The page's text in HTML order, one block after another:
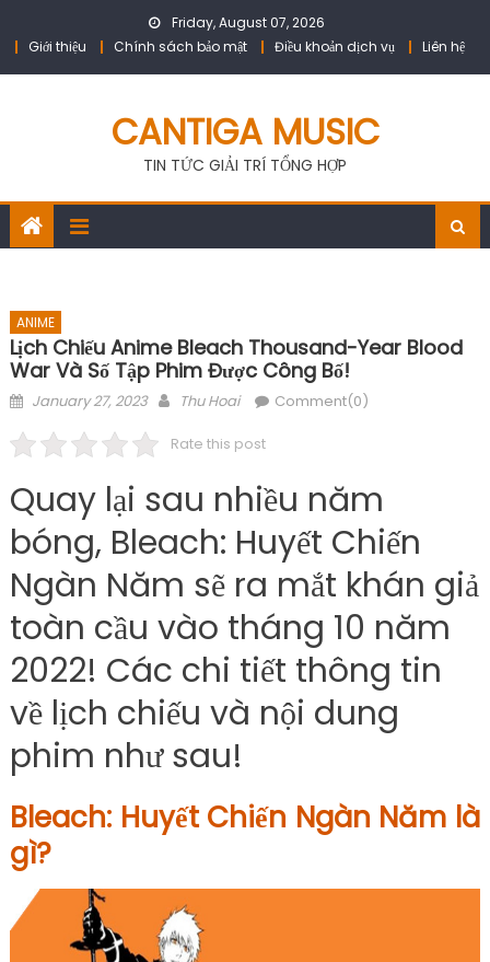
Friday, August 07, 2026
Giới thiệu
Chính sách bảo mật Điều khoản dịch vụ Liên hệ
CANTIGA MUSIC
TIN TỨC GIẢI TRÍ TỔNG HỢP
ANIME
Lịch Chiếu Anime Bleach Thousand-Year Blood
War Và Số Tập Phim Được Công Bố!
Posted
January 27, 2023 Author
Thu Hoai Comment(0)
Rate this post
Quay lại sau nhiều năm
bóng, Bleach: Huyết Chiến
Ngàn Năm sẽ ra mắt khán giả
toàn cầu vào tháng 10 năm
2022! Các chi tiết thông tin
về lịch chiếu và nội dung
phim như sau!
Bleach: Huyết Chiến Ngàn Năm là
gì?